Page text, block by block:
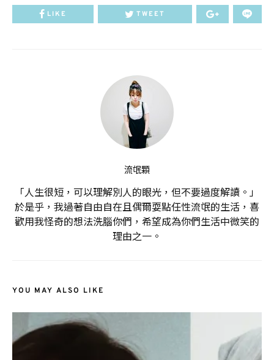
LIKE TWEET
流氓顆
「人生很短，可以理解別人的眼光，但不要過度解讀。」
於是乎，我過著自由自在且偶爾耍點任性流氓的生活，喜
歡用我怪奇的想法洗腦你們，希望成為你們生活中微笑的
理由之一。
YOU MAY ALSO LIKE